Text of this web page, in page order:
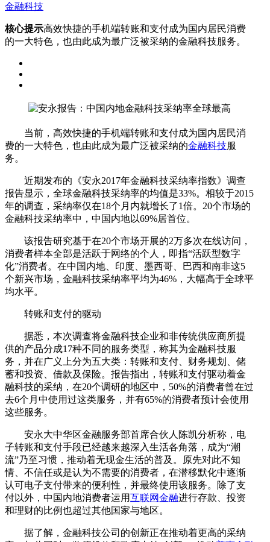
金融科技
核心提示高效快捷的手机端转账和支付成为国内居民消费
的一大特色，也由此成为最广泛被采纳的金融科技服务。
当前，高效快捷的手机端转账和支付成为国内居民消
费的一大特色，也由此成为最广泛被采纳的金融科技服
务。
近期发布的《安永2017年金融科技采纳率指数》调查
报告显示，全球金融科技采纳率的均值是33%。相较于2015
年的调查，采纳率仅在18个月内就增长了1倍。20个市场的
金融科技采纳率中，中国内地以69%居首位。
该报告研究基于在20个市场开展的2万多次在线访问，
消费者样本全部是活跃于网络的个人，即指“活跃型数字
化”消费者。在中国内地、印度、墨西哥、巴西和南非这5
个新兴市场，金融科技采纳率平均为46%，大幅高于全球平
均水平。
转账和支付的驱动
据悉，本次调查将金融科技企业和非传统供应商所提
供的产品分成17种不同的服务类型，称其为金融科技服
务，并在广义上分为五大类：转账和支付、财务规划、储
蓄和投资、借款及保险。报告指出，转账和支付驱动着金
融科技的采纳，在20个调研的地区中，50%的消费者曾在过
去6个月中使用过这类服务，并有65%的消费者预计会使用
这些服务。
安永大中华区金融服务部首席合伙人陈凯分析称，电
子转账和支付手段已经越来越深入生活各角落，成为“潮
流”乃至习惯，推动着无现金生活的普及。原先对此不知
情、不信任或是认为不需要的消费者，在潜移默化中逐渐
认可电子支付带来的便利性，并最终使用该服务。除了支
付以外，中国内地消费者运用互联网金融进行存款、投资
和理财的比例也超过其他国家与地区。
据了解，金融科技公司的创新正在推动着更高的采纳